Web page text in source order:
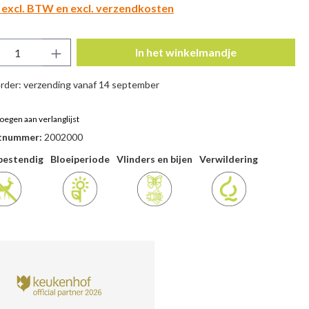
BTW en excl. verzendkosten
verzending vanaf 14 september
Voer de gewenste
In het winkelmandje
aan verlanglijst
2002000
Bloeiperiode Vlinders en bijen Verwildering